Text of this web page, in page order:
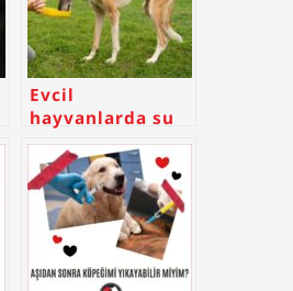
Evcil
hayvanlarda su
tüketimi